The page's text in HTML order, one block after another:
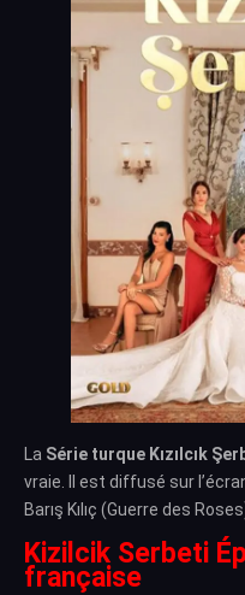
La Série turque Kızılcık
vraie. Il est diffusé sur
Barış Kılıç (Guerre des
Kizilcik Serbeti
française